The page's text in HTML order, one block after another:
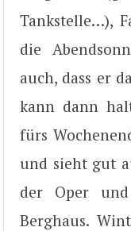
Tankstelle…),
die
auch, dass er
kann dann
fürs
und sieht gut
der Oper
Berghaus.